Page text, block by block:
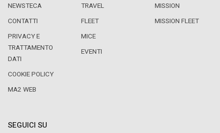
NEWSTECA
CONTATTI
PRIVACY E
TRATTAMENTO
DATI
COOKIE POLICY
MA2 WEB
TRAVEL
FLEET
MICE
EVENTI
MISSION
MISSION FLEET
SEGUICI SU